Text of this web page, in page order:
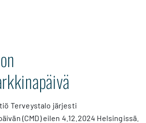
Terveystalo järjesti
(CMD) eilen 4.12.2024 Helsingissä.